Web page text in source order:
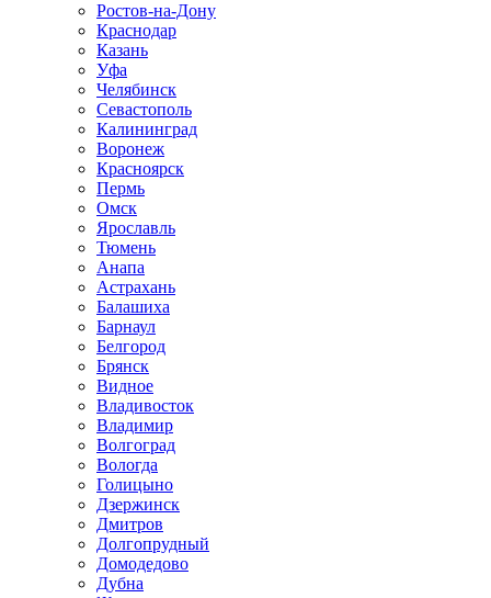
Ростов-на-Дону
Краснодар
Казань
Уфа
Челябинск
Севастополь
Калининград
Воронеж
Красноярск
Пермь
Омск
Ярославль
Тюмень
Анапа
Астрахань
Балашиха
Барнаул
Белгород
Брянск
Видное
Владивосток
Владимир
Волгоград
Вологда
Голицыно
Дзержинск
Дмитров
Долгопрудный
Домодедово
Дубна